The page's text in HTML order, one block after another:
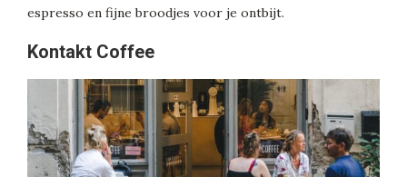
espresso en fijne broodjes voor je ontbijt.
Kontakt Coffee